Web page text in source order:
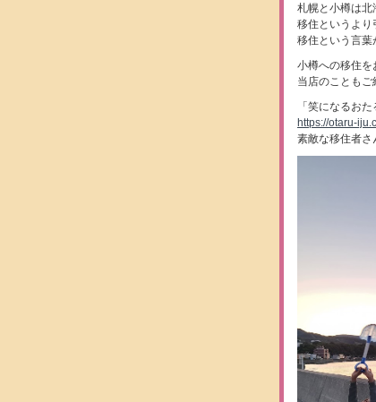
札幌と小樽は北
移住というより
移住という言葉
小樽への移住を
当店のこともご
「笑になるお
https://otaru-
素敵な移住者さ